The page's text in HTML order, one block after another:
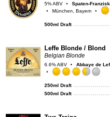
5% ABV
Spaten-
München, Bayern
500ml Draft
Leffe Blonde / Blond
Belgian Blonde
6.6% ABV Abbaye de
250ml Draft
500ml Draft